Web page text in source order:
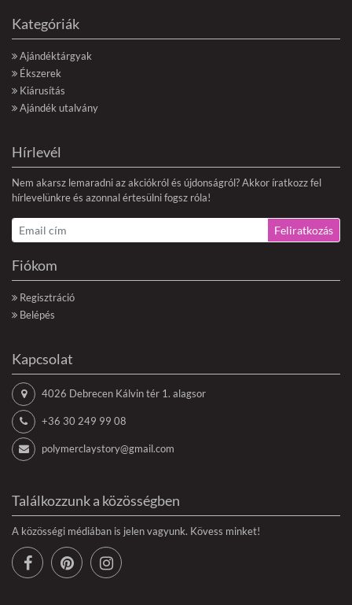
Kategóriák
Ajándéktárgyak
Ékszerek
Kiárusítás
Ajándék utalvány
Hírlevél
Nem akarsz lemaradni az akciókról és újdonságról? Akkor íratkozz fel
hírlevelünkre és azonnal értesülni fogsz róla!
Feliratkozás
Fiókom
Regisztráció
Belépés
Kapcsolat
4026 Debrecen Kálvin tér 1. alagsor
+36 30 249 99 08
polymerclaystory@gmail.com
Találkozzunk a közösségben
A közösségi médiában is jelen vagyunk. Kövess minket!